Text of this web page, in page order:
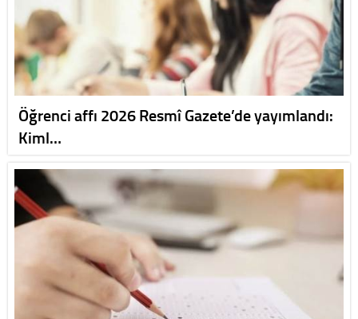
Öğrenci affı 2026 Resmî Gazete’de yayımlandı:
Kiml…